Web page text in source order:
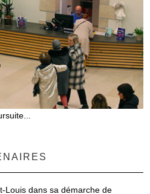
Louis dans sa démarche de